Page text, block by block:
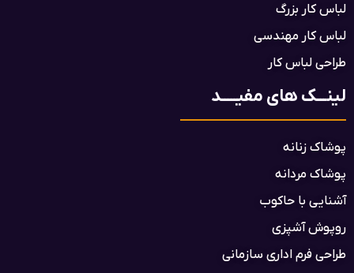
لباس کار بزرگ
لباس کار مهندسی
طراحی لباس کار
لینـــک های مفیـــــد
پوشاک زنانه
پوشاک مردانه
آشنایی با حاکوب
روپوش آشپزی
طراحی فرم اداری سازمانی